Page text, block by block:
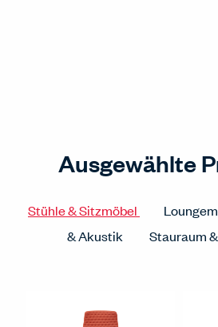
Ausgewählte
Stühle & Sitzmöbel
& Akustik
Stauraum